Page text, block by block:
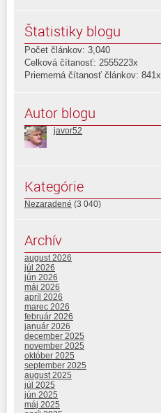
Štatistiky blogu
Počet článkov: 3,040
Celková čítanosť: 2555223x
Priemerná čítanosť článkov: 841x
Autor blogu
javor52
Kategórie
Nezaradené (3 040)
Archív
august 2026
júl 2026
jún 2026
máj 2026
apríl 2026
marec 2026
február 2026
január 2026
december 2025
november 2025
október 2025
september 2025
august 2025
júl 2025
jún 2025
máj 2025